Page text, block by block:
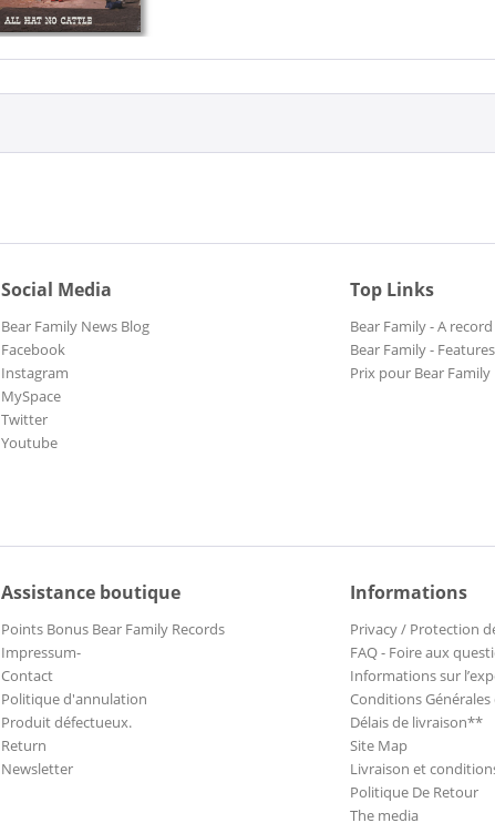
Social Media
Bear Family News Blog
Facebook
Instagram
MySpace
Twitter
Youtube
Top Links
Bear Family - A
Bear Family - Features
Prix pour Bear Family
Assistance boutique
Points Bonus Bear Family Records
Impressum-
Contact
Politique d'annulation
Produit défectueux.
Return
Newsletter
Informations
Privacy / Protection
FAQ - Foire aux
Informations sur
Conditions Générales
Délais de livraison**
Site Map
Livraison et
Politique De Retour
The media